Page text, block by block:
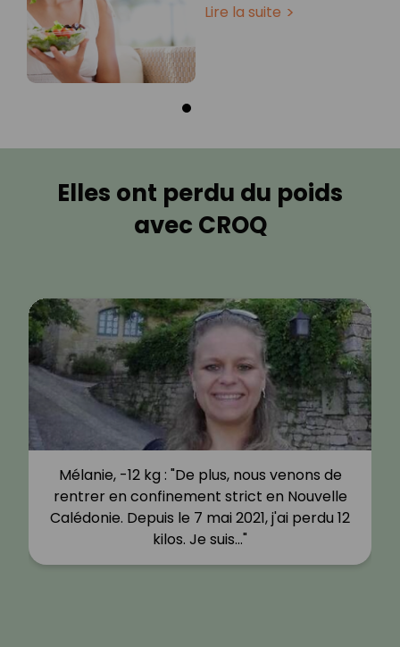
Lire la suite
Elles ont perdu du poids
avec CROQ
Mélanie, -12 kg : "De plus, nous venons de
rentrer en confinement strict en Nouvelle
Calédonie. Depuis le 7 mai 2021, j'ai perdu 12
kilos. Je suis…"